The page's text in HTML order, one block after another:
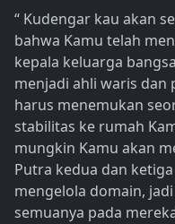
“ Kudengar kau akan
bahwa Kamu telah
kepala keluarga
menjadi ahli waris dan
harus menemukan
stabilitas ke rumah
mungkin Kamu akan
Putra kedua dan
mengelola domain,
semuanya pada